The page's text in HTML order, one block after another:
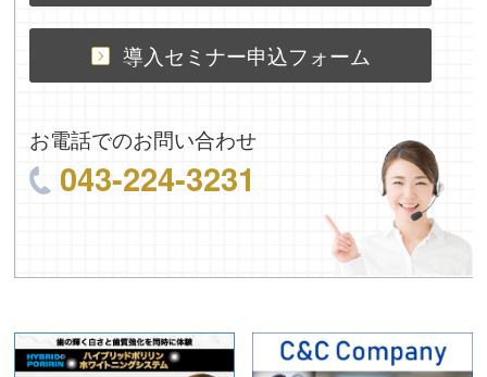
導入セミナー申込フォーム
お電話でのお問い合わせ
043-224-3231